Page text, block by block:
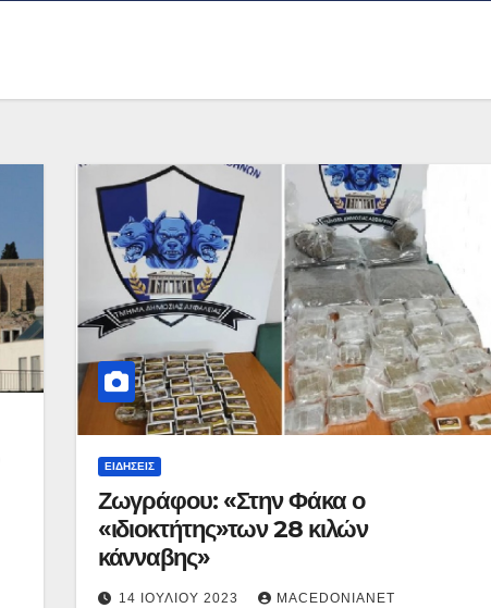
ΕΙΔΉΣΕΙΣ
Ζωγράφου: «Στην Φάκα ο
«ιδιοκτήτης»των 28 κιλών
κάνναβης»
14 ΙΟΥΛΊΟΥ 2023 MACEDONIANET